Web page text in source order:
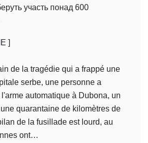
участь понад 600
]
de la tragédie qui a frappé une
serbe, une personne a
automatique à Dubona, un
quarantaine de kilomètres de
de la fusillade est lourd, au
ont…